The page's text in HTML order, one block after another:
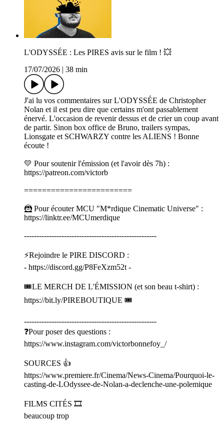
L'ODYSSÉE : Les PIRES avis sur le film ! 💥
17/07/2026
38 min
J'ai lu vos commentaires sur L'ODYSSÉE de Christopher
Nolan et il est peu dire que certains m'ont passablement
énervé. L'occasion de revenir dessus et de crier un coup avant
de partir. Sinon box office de Bruno, trailers sympas,
Lionsgate et SCHWARZY contre les ALIENS ! Bonne
écoute !
💛 Pour soutenir l'émission (et l'avoir dès 7h) :
⁠⁠⁠⁠⁠⁠⁠⁠⁠⁠⁠⁠⁠⁠⁠⁠⁠⁠⁠⁠⁠⁠⁠⁠⁠⁠⁠⁠⁠⁠⁠⁠⁠⁠⁠⁠⁠⁠⁠⁠⁠⁠⁠⁠⁠⁠⁠⁠⁠⁠⁠⁠⁠⁠⁠⁠⁠⁠⁠⁠⁠⁠⁠⁠⁠⁠⁠⁠⁠⁠⁠⁠⁠⁠⁠⁠⁠⁠⁠⁠⁠⁠⁠⁠⁠⁠⁠⁠⁠⁠⁠⁠⁠⁠⁠⁠⁠⁠⁠⁠⁠⁠⁠⁠⁠⁠⁠⁠⁠⁠⁠⁠⁠⁠⁠⁠⁠⁠⁠⁠⁠⁠⁠⁠⁠https://patreon.com/victorb⁠⁠⁠⁠⁠⁠⁠⁠⁠⁠⁠⁠⁠⁠⁠⁠⁠⁠⁠⁠⁠⁠⁠⁠⁠⁠⁠⁠⁠⁠⁠⁠⁠⁠⁠⁠⁠⁠⁠⁠⁠⁠⁠⁠⁠⁠⁠⁠⁠⁠⁠⁠⁠⁠⁠⁠⁠⁠⁠⁠⁠⁠⁠⁠⁠⁠⁠⁠⁠⁠⁠⁠⁠⁠⁠⁠⁠⁠⁠⁠⁠⁠⁠⁠⁠⁠⁠⁠⁠⁠⁠⁠⁠⁠⁠⁠⁠⁠⁠⁠⁠⁠⁠⁠⁠⁠⁠⁠⁠⁠⁠⁠⁠⁠⁠⁠⁠⁠⁠⁠⁠⁠⁠⁠⁠
========================
🦹 Pour écouter MCU "M*rdique Cinematic Universe" :
⁠⁠⁠⁠⁠⁠⁠⁠⁠⁠⁠⁠⁠⁠⁠⁠⁠⁠⁠⁠⁠⁠⁠⁠⁠⁠⁠⁠⁠⁠⁠⁠⁠⁠⁠⁠⁠⁠⁠⁠⁠⁠⁠⁠⁠⁠⁠⁠⁠⁠⁠⁠⁠⁠⁠⁠⁠⁠⁠⁠⁠⁠⁠⁠⁠⁠⁠⁠⁠⁠⁠⁠⁠⁠⁠⁠⁠⁠⁠⁠⁠⁠⁠⁠⁠⁠⁠⁠⁠⁠⁠⁠⁠⁠⁠⁠⁠⁠⁠⁠⁠⁠⁠⁠⁠⁠⁠⁠⁠⁠⁠⁠⁠⁠⁠⁠⁠⁠⁠⁠⁠⁠⁠⁠⁠https://linktr.ee/MCUmerdique⁠⁠⁠⁠⁠⁠⁠⁠⁠⁠⁠⁠⁠⁠⁠⁠⁠⁠⁠⁠⁠⁠⁠⁠⁠⁠⁠⁠⁠⁠⁠⁠⁠⁠⁠⁠⁠⁠⁠⁠⁠⁠⁠⁠⁠⁠⁠⁠⁠⁠⁠⁠⁠⁠⁠⁠⁠⁠⁠⁠⁠⁠⁠⁠⁠⁠⁠⁠⁠⁠⁠⁠⁠⁠⁠⁠⁠⁠⁠⁠⁠⁠⁠⁠⁠⁠⁠⁠⁠⁠⁠⁠⁠⁠⁠⁠⁠⁠⁠⁠⁠⁠⁠⁠⁠⁠⁠⁠⁠⁠⁠⁠⁠⁠⁠⁠⁠⁠⁠⁠⁠⁠⁠⁠⁠
-----------------------------------------------------
⚡Rejoindre le PIRE DISCORD :
- ⁠⁠⁠⁠⁠⁠⁠⁠⁠⁠⁠⁠⁠⁠⁠⁠⁠⁠⁠⁠⁠⁠⁠⁠⁠⁠⁠⁠⁠⁠⁠⁠⁠⁠⁠⁠⁠⁠⁠⁠⁠⁠⁠⁠⁠⁠⁠⁠⁠⁠⁠⁠⁠⁠⁠⁠⁠⁠⁠⁠⁠⁠⁠⁠⁠⁠⁠⁠⁠⁠⁠⁠⁠⁠⁠⁠⁠⁠⁠⁠⁠⁠⁠⁠⁠⁠⁠⁠⁠⁠⁠⁠⁠⁠⁠⁠⁠⁠⁠⁠⁠⁠⁠⁠⁠⁠⁠⁠⁠⁠⁠⁠⁠⁠⁠⁠⁠⁠⁠⁠⁠⁠⁠⁠⁠https://discord.gg/P8FeXzm52t⁠⁠⁠⁠⁠⁠⁠⁠⁠⁠⁠⁠⁠⁠⁠⁠⁠⁠⁠⁠⁠⁠⁠⁠⁠⁠⁠⁠⁠⁠⁠⁠⁠⁠⁠⁠⁠⁠⁠⁠⁠⁠⁠⁠⁠⁠⁠⁠⁠⁠⁠⁠⁠⁠⁠⁠⁠⁠⁠⁠⁠⁠⁠⁠⁠⁠⁠⁠⁠⁠⁠⁠⁠⁠⁠⁠⁠⁠⁠⁠⁠⁠⁠⁠⁠⁠⁠⁠⁠⁠⁠⁠⁠⁠⁠⁠⁠⁠⁠⁠⁠⁠⁠⁠⁠⁠⁠⁠⁠⁠⁠⁠⁠⁠⁠⁠⁠⁠⁠⁠⁠⁠⁠⁠⁠ -
🎟️LE MERCH DE L'ÉMISSION (et son beau t-shirt) :
⁠⁠⁠⁠⁠⁠⁠⁠⁠⁠⁠⁠⁠⁠⁠⁠⁠⁠⁠⁠⁠⁠⁠⁠⁠⁠⁠⁠⁠⁠⁠⁠⁠⁠⁠⁠⁠⁠⁠⁠⁠⁠⁠⁠⁠⁠⁠⁠⁠⁠⁠⁠⁠⁠⁠⁠⁠⁠⁠⁠⁠⁠⁠⁠⁠⁠⁠⁠⁠⁠⁠⁠⁠⁠⁠⁠⁠⁠⁠⁠⁠⁠⁠⁠⁠⁠⁠⁠⁠⁠⁠⁠⁠⁠⁠⁠⁠⁠⁠⁠⁠⁠⁠⁠⁠⁠⁠⁠⁠⁠⁠⁠⁠⁠⁠⁠⁠⁠⁠⁠⁠⁠⁠⁠⁠https://bit.ly/PIREBOUTIQUE⁠⁠⁠⁠⁠⁠⁠⁠⁠⁠⁠⁠⁠⁠⁠⁠⁠⁠⁠⁠⁠⁠⁠⁠⁠⁠⁠⁠⁠⁠⁠⁠⁠⁠⁠⁠⁠⁠⁠⁠⁠⁠⁠⁠⁠⁠⁠⁠⁠⁠⁠⁠⁠⁠⁠⁠⁠⁠⁠⁠⁠⁠⁠⁠⁠⁠⁠⁠⁠⁠⁠⁠⁠⁠⁠⁠⁠⁠⁠⁠⁠⁠⁠⁠⁠⁠⁠⁠⁠⁠⁠⁠⁠⁠⁠⁠⁠⁠⁠⁠⁠⁠⁠⁠⁠⁠⁠⁠⁠⁠⁠⁠⁠⁠⁠⁠⁠⁠⁠⁠⁠⁠⁠⁠⁠ 🎟️
-----------------------------------------------------
❓Pour poser des questions :
⁠⁠⁠⁠⁠⁠⁠⁠⁠⁠⁠⁠⁠⁠⁠⁠⁠⁠⁠⁠⁠⁠⁠⁠⁠⁠⁠⁠⁠⁠⁠⁠⁠⁠⁠⁠⁠⁠⁠⁠⁠⁠⁠⁠⁠⁠⁠⁠⁠⁠⁠⁠⁠⁠⁠⁠⁠⁠⁠⁠⁠⁠⁠⁠⁠⁠⁠⁠⁠⁠⁠⁠⁠⁠⁠⁠⁠⁠⁠⁠⁠⁠⁠⁠⁠⁠⁠⁠⁠⁠⁠⁠⁠⁠⁠⁠⁠⁠⁠⁠⁠⁠⁠⁠⁠⁠⁠⁠⁠⁠⁠⁠⁠⁠⁠⁠⁠⁠⁠⁠⁠⁠⁠⁠⁠https://www.instagram.com/victorbonnefoy_/⁠⁠⁠⁠⁠⁠⁠⁠⁠⁠⁠⁠⁠⁠⁠⁠⁠⁠⁠⁠⁠⁠⁠⁠⁠⁠⁠⁠⁠⁠⁠⁠⁠⁠⁠⁠⁠⁠⁠⁠⁠⁠⁠⁠⁠⁠⁠⁠⁠⁠⁠⁠⁠⁠⁠⁠⁠⁠⁠⁠⁠⁠⁠⁠⁠⁠⁠⁠⁠⁠⁠⁠⁠⁠⁠⁠⁠⁠⁠⁠⁠⁠⁠⁠⁠⁠⁠⁠⁠⁠⁠⁠⁠⁠⁠⁠⁠⁠⁠⁠⁠⁠⁠⁠⁠⁠⁠⁠⁠⁠⁠⁠⁠⁠⁠⁠⁠⁠⁠⁠⁠⁠⁠⁠⁠
SOURCES 👍
https://www.premiere.fr/Cinema/News-Cinema/Pourquoi-le-
casting-de-LOdyssee-de-Nolan-a-declenche-une-polemique
FILMS CITÉS 🎞️
beaucoup trop